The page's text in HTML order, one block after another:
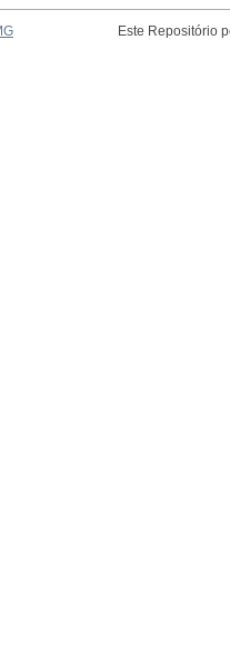
Este Repositório